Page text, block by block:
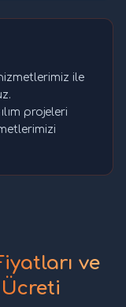
ile
projeleri
ve
Ücreti